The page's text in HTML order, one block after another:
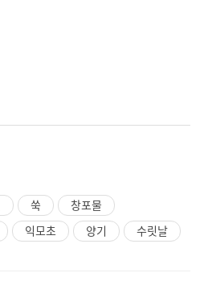
쑥
창포물
익모초 양기 수릿날